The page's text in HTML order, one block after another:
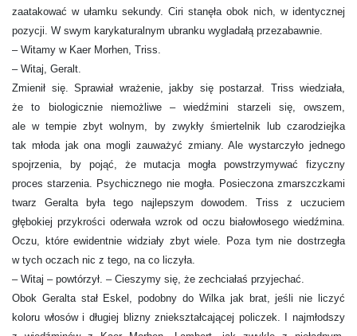
zaatakować w ułamku sekundy. Ciri stanęła obok nich, w identycznej
pozycji. W swym karykaturalnym ubranku wygladałą przezabawnie.
– Witamy w Kaer Morhen, Triss.
– Witaj, Geralt.
Zmienił się. Sprawiał wrażenie, jakby się postarzał. Triss wiedziała,
że to biologicznie niemożliwe – wiedźmini starzeli się, owszem,
ale w tempie zbyt wolnym, by zwykły śmiertelnik lub czarodziejka
tak młoda jak ona mogli zauważyć zmiany. Ale wystarczyło jednego
spojrzenia, by pojąć, że mutacja mogła powstrzymywać fizyczny
proces starzenia. Psychicznego nie mogła. Posieczona zmarszczkami
twarz Geralta była tego najlepszym dowodem. Triss z uczuciem
głębokiej przykrości oderwała wzrok od oczu białowłosego wiedźmina.
Oczu, które ewidentnie widziały zbyt wiele. Poza tym nie dostrzegła
w tych oczach nic z tego, na co liczyła.
– Witaj – powtórzył. – Cieszymy się, że zechciałaś przyjechać.
Obok Geralta stał Eskel, podobny do Wilka jak brat, jeśli nie liczyć
koloru włosów i długiej blizny zniekształcającej policzek. I najmłodszy